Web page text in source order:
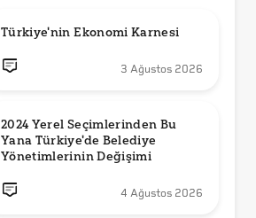
Türkiye'nin Ekonomi Karnesi
3 Ağustos 2026
2024 Yerel Seçimlerinden Bu
Yana Türkiye'de Belediye
Yönetimlerinin Değişimi
4 Ağustos 2026